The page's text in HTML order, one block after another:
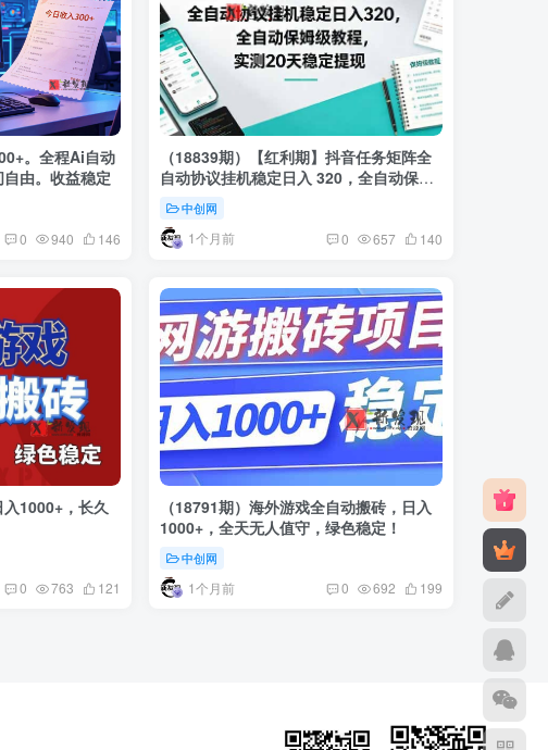
。全程Ai自动
由。收益稳定
0 940 146
（18839期）【红利期】抖音任务矩阵全
自动协议挂机稳定日入 320，全自动保姆
级教程，实测20天稳定提现
中创网
1个月前 0 657 140
1000+，长久
0 763 121
（18791期）海外游戏全自动搬砖，日入
1000+，全天无人值守，绿色稳定！
中创网
1个月前 0 692 199